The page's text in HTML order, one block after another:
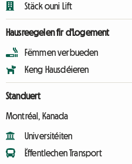
Stäck ouni Lift
Hausreegelen fir d'Logement
Fëmmen verbueden
Keng Hausdéieren
Standuert
Montréal, Kanada
Universitéiten
Ëffentlechen Transport